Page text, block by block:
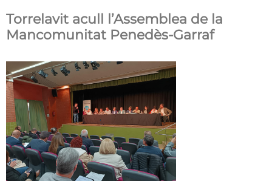
Torrelavit acull l’Assemblea de la
Mancomunitat Penedès-Garraf